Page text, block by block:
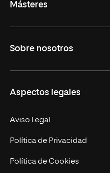
Másteres
Derecho
Empresa
MBA
Marketing y Comunicación
Ingeniería
Sobre nosotros
Nuestro Equipo
Contacto
Aspectos legales
Aviso Legal
Política de Privacidad
Política de Cookies